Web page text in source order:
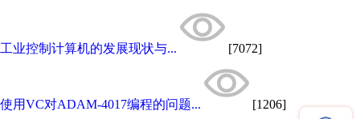
工业控制计算机的发展现状与... [7072]
使用VC对ADAM-4017编程的问题... [1206]